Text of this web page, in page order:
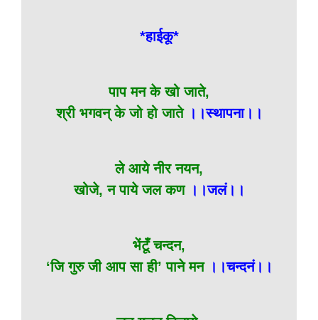
*हाईकू*
पाप मन के खो जाते,
श्री भगवन् के जो हो जाते ।।स्थापना।।
ले आये नीर नयन,
खोजे, न पाये जल कण ।।जलं।।
भेंटूँ चन्दन,
‘जि गुरु जी आप सा ही’ पाने मन ।।चन्दनं।।